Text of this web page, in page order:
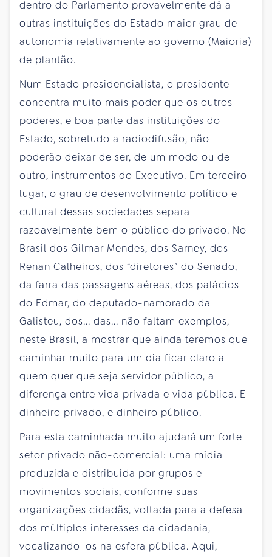
dentro do Parlamento provavelmente dá a
outras instituições do Estado maior grau de
autonomia relativamente ao governo (Maioria)
de plantão.
Num Estado presidencialista, o presidente
concentra muito mais poder que os outros
poderes, e boa parte das instituições do
Estado, sobretudo a radiodifusão, não
poderão deixar de ser, de um modo ou de
outro, instrumentos do Executivo. Em terceiro
lugar, o grau de desenvolvimento político e
cultural dessas sociedades separa
razoavelmente bem o público do privado. No
Brasil dos Gilmar Mendes, dos Sarney, dos
Renan Calheiros, dos “diretores” do Senado,
da farra das passagens aéreas, dos palácios
do Edmar, do deputado-namorado da
Galisteu, dos... das... não faltam exemplos,
neste Brasil, a mostrar que ainda teremos que
caminhar muito para um dia ficar claro a
quem quer que seja servidor público, a
diferença entre vida privada e vida pública. E
dinheiro privado, e dinheiro público.
Para esta caminhada muito ajudará um forte
setor privado não-comercial: uma mídia
produzida e distribuída por grupos e
movimentos sociais, conforme suas
organizações cidadãs, voltada para a defesa
dos múltiplos interesses da cidadania,
vocalizando-os na esfera pública. Aqui,